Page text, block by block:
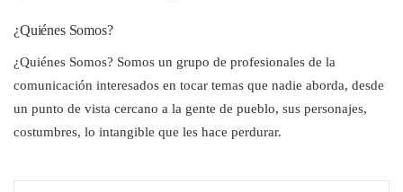
¿Quiénes Somos?
¿Quiénes Somos? Somos un grupo de profesionales de la
comunicación interesados en tocar temas que nadie aborda, desde
un punto de vista cercano a la gente de pueblo, sus personajes,
costumbres, lo intangible que les hace perdurar.